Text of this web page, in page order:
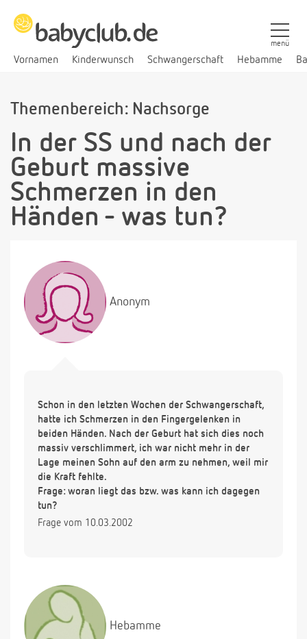
Vornamen Kinderwunsch Schwangerschaft Hebamme
menü
Themenbereich: Nachsorge
In der SS und nach der
Geburt massive
Schmerzen in den
Händen - was tun?
Anonym
Schon in den letzten Wochen der Schwangerschaft,
hatte ich Schmerzen in den Fingergelenken in
beiden Händen. Nach der Geburt hat sich dies noch
massiv verschlimmert, ich war nicht mehr in der
Lage meinen Sohn auf den arm zu nehmen, weil mir
die Kraft fehlte.
Frage: woran liegt das bzw. was kann ich dagegen
tun?
Frage vom 10.03.2002
Hebamme